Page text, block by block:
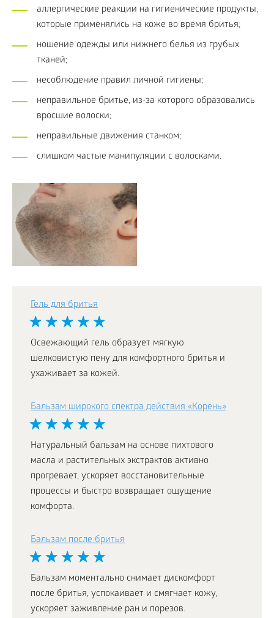
аллергические реакции на гигиенические продукты,
которые применялись на коже во время бритья;
ношение одежды или нижнего белья из грубых
тканей;
несоблюдение правил личной гигиены;
неправильное бритье, из-за которого образовались
вросшие волоски;
неправильные движения станком;
слишком частые манипуляции с волосками.
Гель для бритья
Освежающий гель образует мягкую
шелковистую пену для комфортного бритья и
ухаживает за кожей.
Бальзам широкого спектра действия «Корень»
Натуральный бальзам на основе пихтового
масла и растительных экстрактов активно
прогревает, ускоряет восстановительные
процессы и быстро возвращает ощущение
комфорта.
Бальзам после бритья
Бальзам моментально снимает дискомфорт
после бритья, успокаивает и смягчает кожу,
ускоряет заживление ран и порезов.